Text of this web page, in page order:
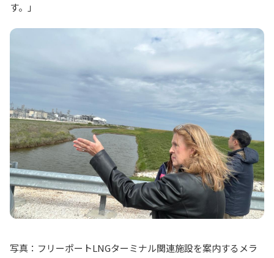
す。」
写真：フリーポートLNGターミナル関連施設を案内するメラ